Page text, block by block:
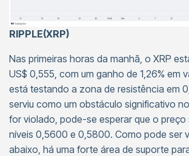
RIPPLE(XRP)
Nas primeiras horas da manhã, o XRP
US$ 0,555, com um ganho de 1,26% em
está testando a zona de resistência em
serviu como um obstáculo significativo
for violado, pode-se esperar que o preço
níveis 0,5600 e 0,5800. Como pode ser
abaixo, há uma forte área de suporte